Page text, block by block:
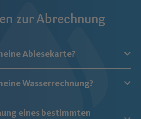
zur Abrechnung
Ablesekarte?
Wasserrechnung?
eines bestimmten